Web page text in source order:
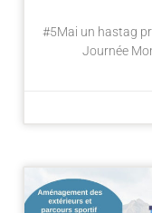
#5Mai un hastag
Journée